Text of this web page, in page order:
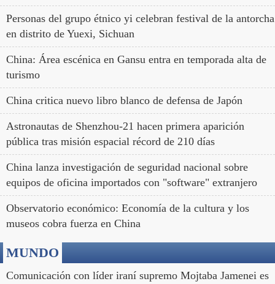
Personas del grupo étnico yi celebran festival de la antorcha
en distrito de Yuexi, Sichuan
China: Área escénica en Gansu entra en temporada alta de
turismo
China critica nuevo libro blanco de defensa de Japón
Astronautas de Shenzhou-21 hacen primera aparición
pública tras misión espacial récord de 210 días
China lanza investigación de seguridad nacional sobre
equipos de oficina importados con "software" extranjero
Observatorio económico: Economía de la cultura y los
museos cobra fuerza en China
MUNDO
Comunicación con líder iraní supremo Mojtaba Jamenei es